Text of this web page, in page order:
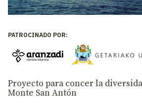
PATROCINADO POR:
Proyecto para concer la
Monte San Antón